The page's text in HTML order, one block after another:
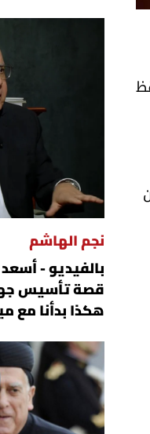
نجم الهاشم
قصة تأسيس
هكذا بدأنا مع